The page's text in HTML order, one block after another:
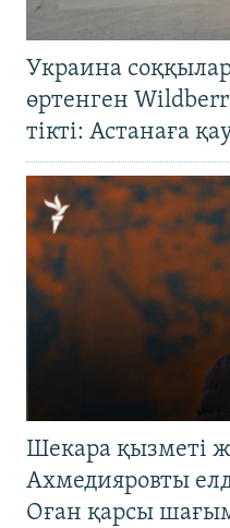
Украина
өртенген
тікті: Астанаға
Шекара қызметі
Ахмедияровты
Оған қарсы